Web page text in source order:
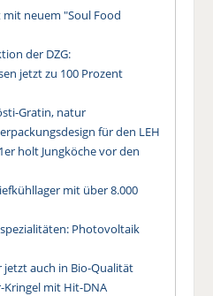
neuem "Soul Food
der DZG:
jetzt zu 100 Prozent
Gratin, natur
für den LEH
holt Jungköche vor den
mit über 8.000
Photovoltaik
jetzt auch in Bio-Qualität
Kringel mit Hit-DNA